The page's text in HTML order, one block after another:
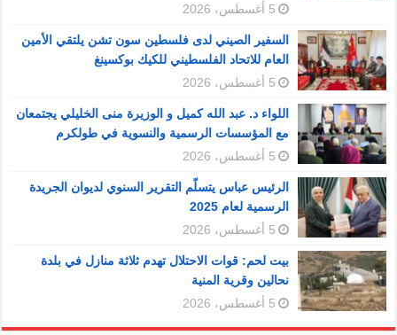
5 أغسطس، 2026
السفير الصيني لدى فلسطين سون تشن يلتقي الأمين
العام للاتحاد الفلسطيني للكيك بوكسينغ
5 أغسطس، 2026
اللواء د. عبد الله كميل و الوزيرة منى الخليلي يجتمعان
مع المؤسسات الرسمية والنسوية في طولكرم
5 أغسطس، 2026
الرئيس عباس يتسلّم التقرير السنوي لديوان الجريدة
الرسمية لعام 2025
5 أغسطس، 2026
بيت لحم: قوات الاحتلال تهدم ثلاثة منازل في بلدة
نحالين وقرية المنية
5 أغسطس، 2026